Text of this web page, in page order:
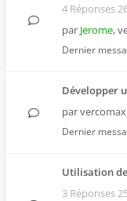
4 Réponses
par Jerome,
Dernier
Développer
parvercomax
Dernier
Utilisation
3 Réponses